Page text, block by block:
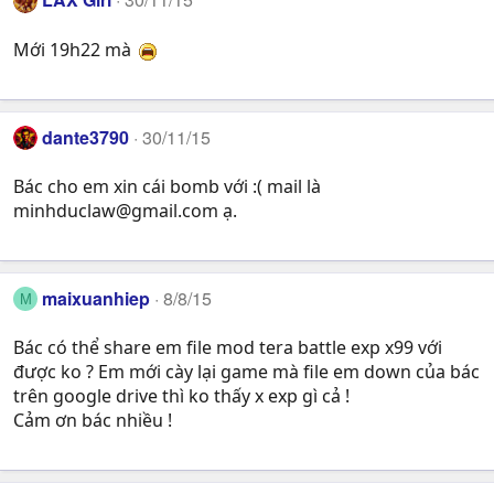
Mới 19h22 mà
dante3790 30/11/15
Bác cho em xin cái bomb với :( mail là
minhduclaw@gmail.com ạ.
M maixuanhiep 8/8/15
Bác có thể share em file mod tera battle exp x99 với
được ko ? Em mới cày lại game mà file em down của bác
trên google drive thì ko thấy x exp gì cả !
Cảm ơn bác nhiều !